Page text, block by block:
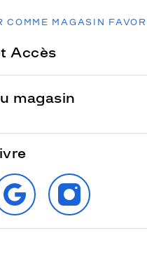
COMME MAGASIN FAVORI
Accès
magasin
SUIVEZ‑NOUS
SUR
INSTAGRAM